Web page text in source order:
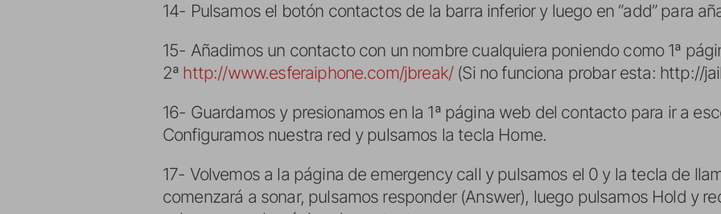
14- Pulsamos el botón contactos de la barra inferior y luego en “add” para
15- Añadimos un contacto con un nombre cualquiera poniendo como 1ª
2ª http://www.esferaiphone.com/jbreak/(Si no funciona probar esta: http://
16- Guardamos y presionamos en la 1ª página web del contacto para ir a
Configuramos nuestra red y pulsamos la tecla Home.
17- Volvemos a la página de emergency call y pulsamos el 0 y la tecla de
comenzará a sonar, pulsamos responder (Answer), luego pulsamos Hold y